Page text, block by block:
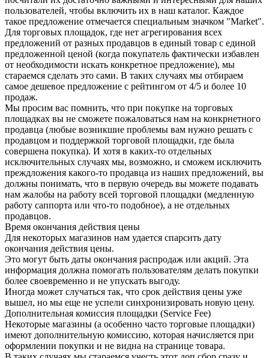
пользователей, чтобы включить их в наш каталог. Каждое
такое предложение отмечается специальным значком "Market".
Для торговых площадок, где нет агрегирования всех
предложений от разных продавцов в единый товар с единой
предложенной ценой (когда покупатель фактически избавлен
от необходимости искать конкретное предложение), мы
стараемся сделать это сами. В таких случаях мы отбираем
самое дешевое предложение с рейтингом от 4/5 и более 10
продаж.
Мы просим вас помнить, что при покупке на торговых
площадках вы не сможете пожаловаться нам на конкрнетного
продавца (любые возникшие проблемы вам нужно решать с
продавцом и поддержкой торговой площадки, где была
совершена покупка). И хотя в каких-то отдельных
исключительных случаях мы, возможно, и сможем исключить
преждложения какого-то продавца из наших предложений, вы
должны понимать, что в первую очередь вы можете подавать
нам жалобы на работу всей торговой площадки (медленную
работу саппорта или что-то подобное), а не отдельных
продавцов.
Время окончания действия цены
Для некоторых магазинов нам удается спарсить дату
окончания действия цены.
Это могут быть даты окончания распродаж или акций. Эта
информация должна помогать пользователям делать покупки
более своевременно и не упускать выгоду.
Иногда может случаться так, что срок действия цены уже
вышел, но мы еще не успели синхронизировать новую цену.
Дополнительная комиссия площадки (Service Fee)
Некоторые магазины (а особенно часто торговые площадки)
имеют дополнительную комиссию, которая начисляется при
оформлении покупки и не видна на странице товара.